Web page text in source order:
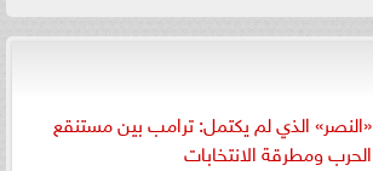
«النصر» الذي لم يكتمل: ترامب بين مستنقع
الحرب ومطرقة الانتخابات